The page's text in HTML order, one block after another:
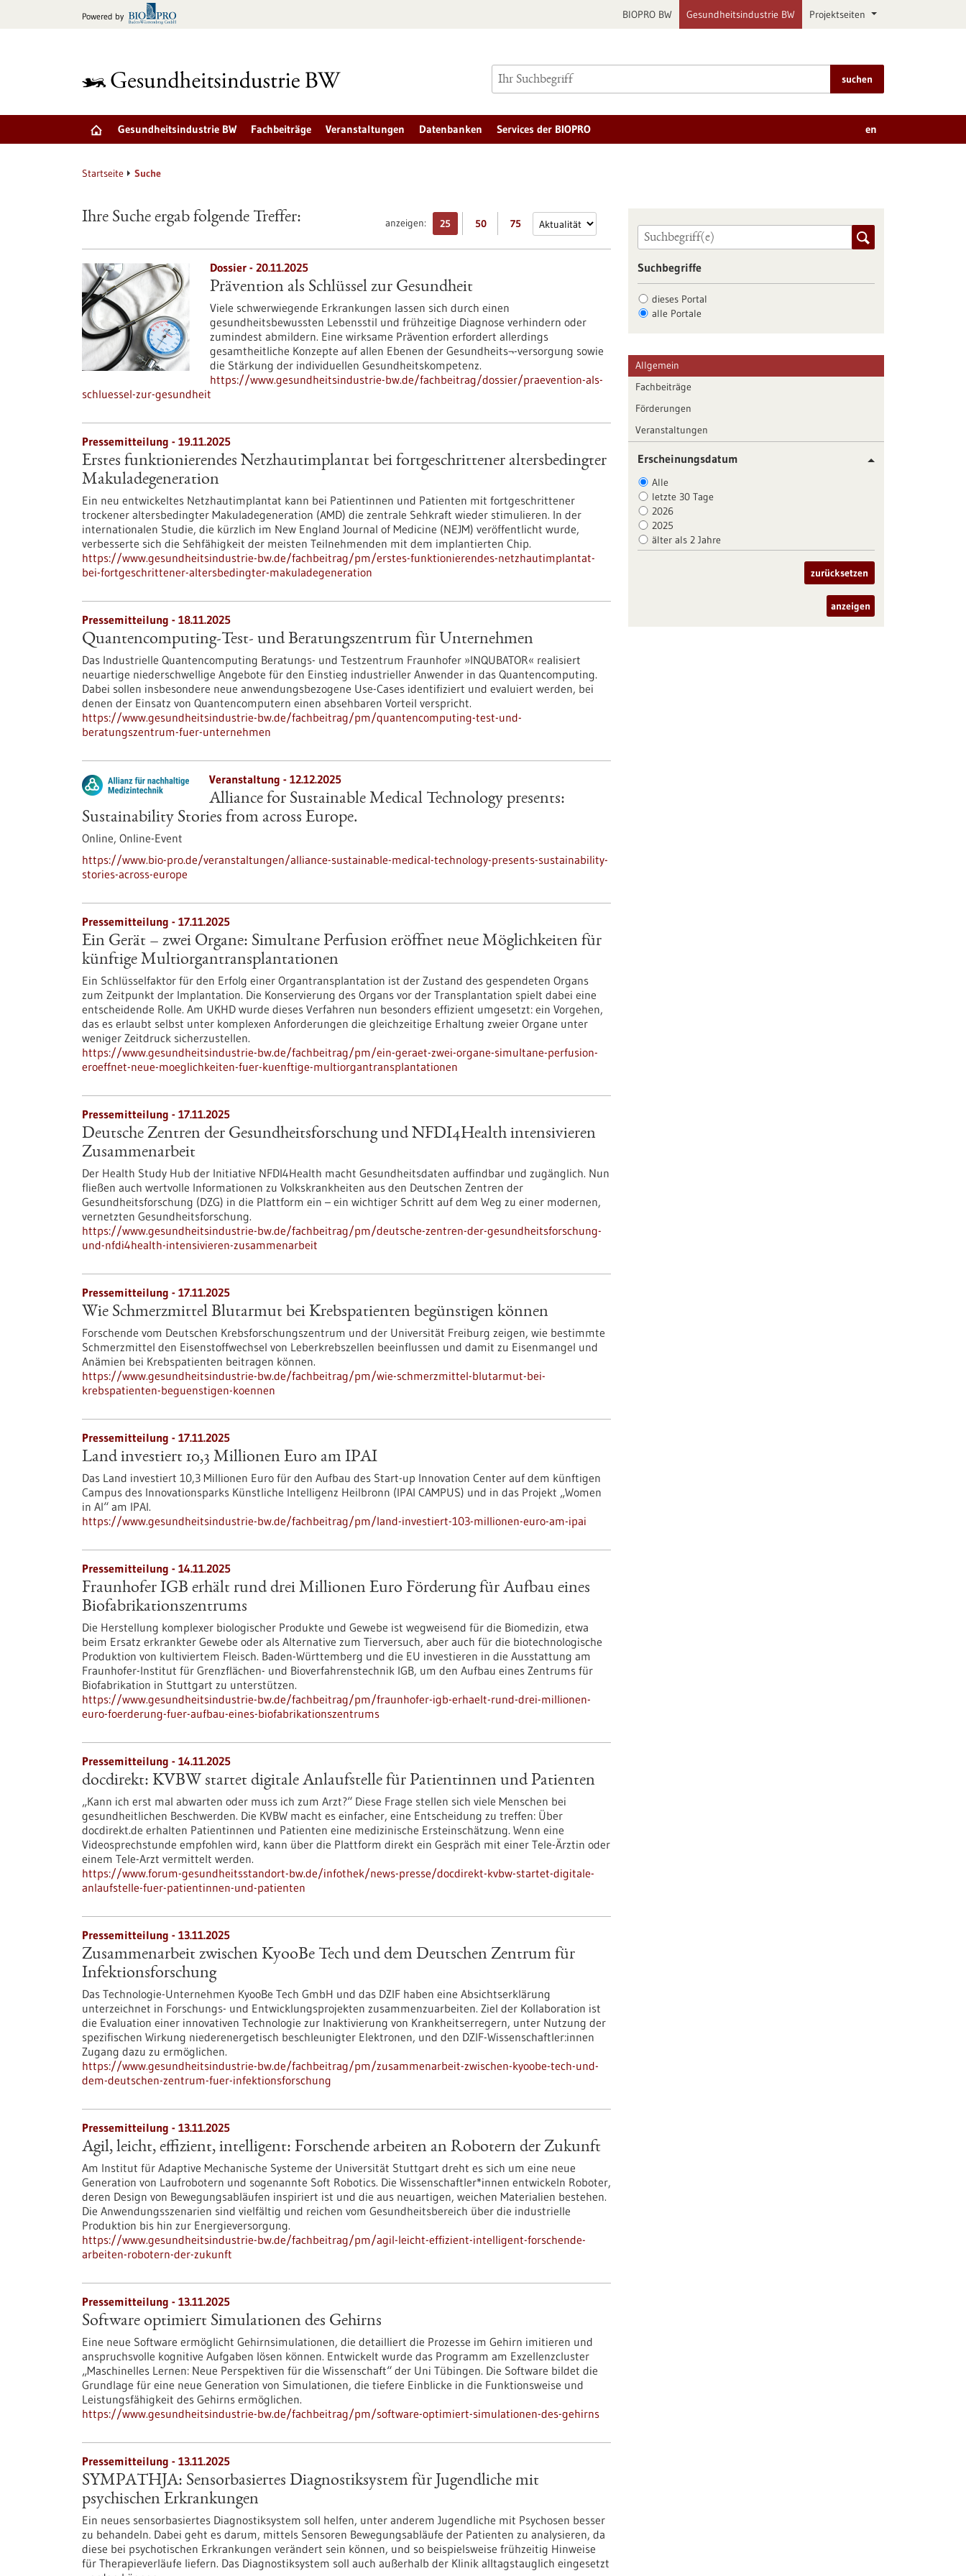
Powered by BIOPRO BW Gesundheitsindustrie BW Projektseiten
suchen
Gesundheitsindustrie BW Fachbeiträge Veranstaltungen Datenbanken Services der BIOPRO en
Startseite Suche
anzeigen: 25 50 75
Ihre Suche ergab folgende Treffer:
Dossier - 20.11.2025
Prävention als Schlüssel zur Gesundheit
Viele schwerwiegende Erkrankungen lassen sich durch einen
gesundheitsbewussten Lebensstil und frühzeitige Diagnose verhindern oder
zumindest abmildern. Eine wirksame Prävention erfordert allerdings
gesamtheitliche Konzepte auf allen Ebenen der Gesundheits¬-versorgung sowie
die Stärkung der individuellen Gesundheitskompetenz.
https://www.gesundheitsindustrie-bw.de/fachbeitrag/dossier/praevention-als-
schluessel-zur-gesundheit
Pressemitteilung - 19.11.2025
Erstes funktionierendes Netzhautimplantat bei fortgeschrittener altersbedingter
Makuladegeneration
Ein neu entwickeltes Netzhautimplantat kann bei Patientinnen und Patienten mit fortgeschrittener
trockener altersbedingter Makuladegeneration (AMD) die zentrale Sehkraft wieder stimulieren. In der
internationalen Studie, die kürzlich im New England Journal of Medicine (NEJM) veröffentlicht wurde,
verbesserte sich die Sehfähigkeit der meisten Teilnehmenden mit dem implantierten Chip.
https://www.gesundheitsindustrie-bw.de/fachbeitrag/pm/erstes-funktionierendes-netzhautimplantat-
bei-fortgeschrittener-altersbedingter-makuladegeneration
Pressemitteilung - 18.11.2025
Quantencomputing-Test- und Beratungszentrum für Unternehmen
Das Industrielle Quantencomputing Beratungs- und Testzentrum Fraunhofer »INQUBATOR« realisiert
neuartige niederschwellige Angebote für den Einstieg industrieller Anwender in das Quantencomputing.
Dabei sollen insbesondere neue anwendungsbezogene Use-Cases identifiziert und evaluiert werden, bei
denen der Einsatz von Quantencomputern einen absehbaren Vorteil verspricht.
https://www.gesundheitsindustrie-bw.de/fachbeitrag/pm/quantencomputing-test-und-
beratungszentrum-fuer-unternehmen
Veranstaltung - 12.12.2025
Alliance for Sustainable Medical Technology presents:
Sustainability Stories from across Europe.
Online, Online-Event
https://www.bio-pro.de/veranstaltungen/alliance-sustainable-medical-technology-presents-sustainability-
stories-across-europe
Pressemitteilung - 17.11.2025
Ein Gerät – zwei Organe: Simultane Perfusion eröffnet neue Möglichkeiten für
künftige Multiorgantransplantationen
Ein Schlüsselfaktor für den Erfolg einer Organtransplantation ist der Zustand des gespendeten Organs
zum Zeitpunkt der Implantation. Die Konservierung des Organs vor der Transplantation spielt dabei eine
entscheidende Rolle. Am UKHD wurde dieses Verfahren nun besonders effizient umgesetzt: ein Vorgehen,
das es erlaubt selbst unter komplexen Anforderungen die gleichzeitige Erhaltung zweier Organe unter
weniger Zeitdruck sicherzustellen.
https://www.gesundheitsindustrie-bw.de/fachbeitrag/pm/ein-geraet-zwei-organe-simultane-perfusion-
eroeffnet-neue-moeglichkeiten-fuer-kuenftige-multiorgantransplantationen
Pressemitteilung - 17.11.2025
Deutsche Zentren der Gesundheitsforschung und NFDI4Health intensivieren
Zusammenarbeit
Der Health Study Hub der Initiative NFDI4Health macht Gesundheitsdaten auffindbar und zugänglich. Nun
fließen auch wertvolle Informationen zu Volkskrankheiten aus den Deutschen Zentren der
Gesundheitsforschung (DZG) in die Plattform ein – ein wichtiger Schritt auf dem Weg zu einer modernen,
vernetzten Gesundheitsforschung.
https://www.gesundheitsindustrie-bw.de/fachbeitrag/pm/deutsche-zentren-der-gesundheitsforschung-
und-nfdi4health-intensivieren-zusammenarbeit
Pressemitteilung - 17.11.2025
Wie Schmerzmittel Blutarmut bei Krebspatienten begünstigen können
Forschende vom Deutschen Krebsforschungszentrum und der Universität Freiburg zeigen, wie bestimmte
Schmerzmittel den Eisenstoffwechsel von Leberkrebszellen beeinflussen und damit zu Eisenmangel und
Anämien bei Krebspatienten beitragen können.
https://www.gesundheitsindustrie-bw.de/fachbeitrag/pm/wie-schmerzmittel-blutarmut-bei-
krebspatienten-beguenstigen-koennen
Pressemitteilung - 17.11.2025
Land investiert 10,3 Millionen Euro am IPAI
Das Land investiert 10,3 Millionen Euro für den Aufbau des Start-up Innovation Center auf dem künftigen
Campus des Innovationsparks Künstliche Intelligenz Heilbronn (IPAI CAMPUS) und in das Projekt „Women
in AI“ am IPAI.
https://www.gesundheitsindustrie-bw.de/fachbeitrag/pm/land-investiert-103-millionen-euro-am-ipai
Pressemitteilung - 14.11.2025
Fraunhofer IGB erhält rund drei Millionen Euro Förderung für Aufbau eines
Biofabrikationszentrums
Die Herstellung komplexer biologischer Produkte und Gewebe ist wegweisend für die Biomedizin, etwa
beim Ersatz erkrankter Gewebe oder als Alternative zum Tierversuch, aber auch für die biotechnologische
Produktion von kultiviertem Fleisch. Baden-Württemberg und die EU investieren in die Ausstattung am
Fraunhofer-Institut für Grenzflächen- und Bioverfahrenstechnik IGB, um den Aufbau eines Zentrums für
Biofabrikation in Stuttgart zu unterstützen.
https://www.gesundheitsindustrie-bw.de/fachbeitrag/pm/fraunhofer-igb-erhaelt-rund-drei-millionen-
euro-foerderung-fuer-aufbau-eines-biofabrikationszentrums
Pressemitteilung - 14.11.2025
docdirekt: KVBW startet digitale Anlaufstelle für Patientinnen und Patienten
„Kann ich erst mal abwarten oder muss ich zum Arzt?“ Diese Frage stellen sich viele Menschen bei
gesundheitlichen Beschwerden. Die KVBW macht es einfacher, eine Entscheidung zu treffen: Über
docdirekt.de erhalten Patientinnen und Patienten eine medizinische Ersteinschätzung. Wenn eine
Videosprechstunde empfohlen wird, kann über die Plattform direkt ein Gespräch mit einer Tele-Ärztin oder
einem Tele-Arzt vermittelt werden.
https://www.forum-gesundheitsstandort-bw.de/infothek/news-presse/docdirekt-kvbw-startet-digitale-
anlaufstelle-fuer-patientinnen-und-patienten
Pressemitteilung - 13.11.2025
Zusammenarbeit zwischen KyooBe Tech und dem Deutschen Zentrum für
Infektionsforschung
Das Technologie-Unternehmen KyooBe Tech GmbH und das DZIF haben eine Absichtserklärung
unterzeichnet in Forschungs- und Entwicklungsprojekten zusammenzuarbeiten. Ziel der Kollaboration ist
die Evaluation einer innovativen Technologie zur Inaktivierung von Krankheitserregern, unter Nutzung der
spezifischen Wirkung niederenergetisch beschleunigter Elektronen, und den DZIF-Wissenschaftler:innen
Zugang dazu zu ermöglichen.
https://www.gesundheitsindustrie-bw.de/fachbeitrag/pm/zusammenarbeit-zwischen-kyoobe-tech-und-
dem-deutschen-zentrum-fuer-infektionsforschung
Pressemitteilung - 13.11.2025
Agil, leicht, effizient, intelligent: Forschende arbeiten an Robotern der Zukunft
Am Institut für Adaptive Mechanische Systeme der Universität Stuttgart dreht es sich um eine neue
Generation von Laufrobotern und sogenannte Soft Robotics. Die Wissenschaftler*innen entwickeln Roboter,
deren Design von Bewegungsabläufen inspiriert ist und die aus neuartigen, weichen Materialien bestehen.
Die Anwendungsszenarien sind vielfältig und reichen vom Gesundheitsbereich über die industrielle
Produktion bis hin zur Energieversorgung.
https://www.gesundheitsindustrie-bw.de/fachbeitrag/pm/agil-leicht-effizient-intelligent-forschende-
arbeiten-robotern-der-zukunft
Pressemitteilung - 13.11.2025
Software optimiert Simulationen des Gehirns
Eine neue Software ermöglicht Gehirnsimulationen, die detailliert die Prozesse im Gehirn imitieren und
anspruchsvolle kognitive Aufgaben lösen können. Entwickelt wurde das Programm am Exzellenzcluster
„Maschinelles Lernen: Neue Perspektiven für die Wissenschaft“ der Uni Tübingen. Die Software bildet die
Grundlage für eine neue Generation von Simulationen, die tiefere Einblicke in die Funktionsweise und
Leistungsfähigkeit des Gehirns ermöglichen.
https://www.gesundheitsindustrie-bw.de/fachbeitrag/pm/software-optimiert-simulationen-des-gehirns
Pressemitteilung - 13.11.2025
SYMPATHJA: Sensorbasiertes Diagnostiksystem für Jugendliche mit
psychischen Erkrankungen
Ein neues sensorbasiertes Diagnostiksystem soll helfen, unter anderem Jugendliche mit Psychosen besser
zu behandeln. Dabei geht es darum, mittels Sensoren Bewegungsabläufe der Patienten zu analysieren, da
diese bei psychotischen Erkrankungen verändert sein können, und so beispielsweise frühzeitig Hinweise
für Therapieverläufe liefern. Das Diagnostiksystem soll auch außerhalb der Klinik alltagstauglich eingesetzt
Suchbegriffe
dieses Portal
alle Portale
Allgemein
Fachbeiträge
Förderungen
Veranstaltungen
Erscheinungsdatum
Alle
letzte 30 Tage
2026
2025
älter als 2 Jahre
zurücksetzen
anzeigen